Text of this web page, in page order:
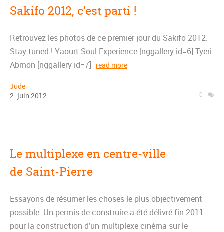
Sakifo 2012, c’est parti !
Retrouvez les photos de ce premier jour du Sakifo 2012.
Stay tuned ! Yaourt Soul Experience [nggallery id=6] Tyeri
Abmon [nggallery id=7] read more
Jude
2. juin 2012 0
Le multiplexe en centre-ville
de Saint-Pierre
Essayons de résumer les choses le plus objectivement
possible. Un permis de construire a été délivré fin 2011
pour la construction d’un multiplexe cinéma sur le